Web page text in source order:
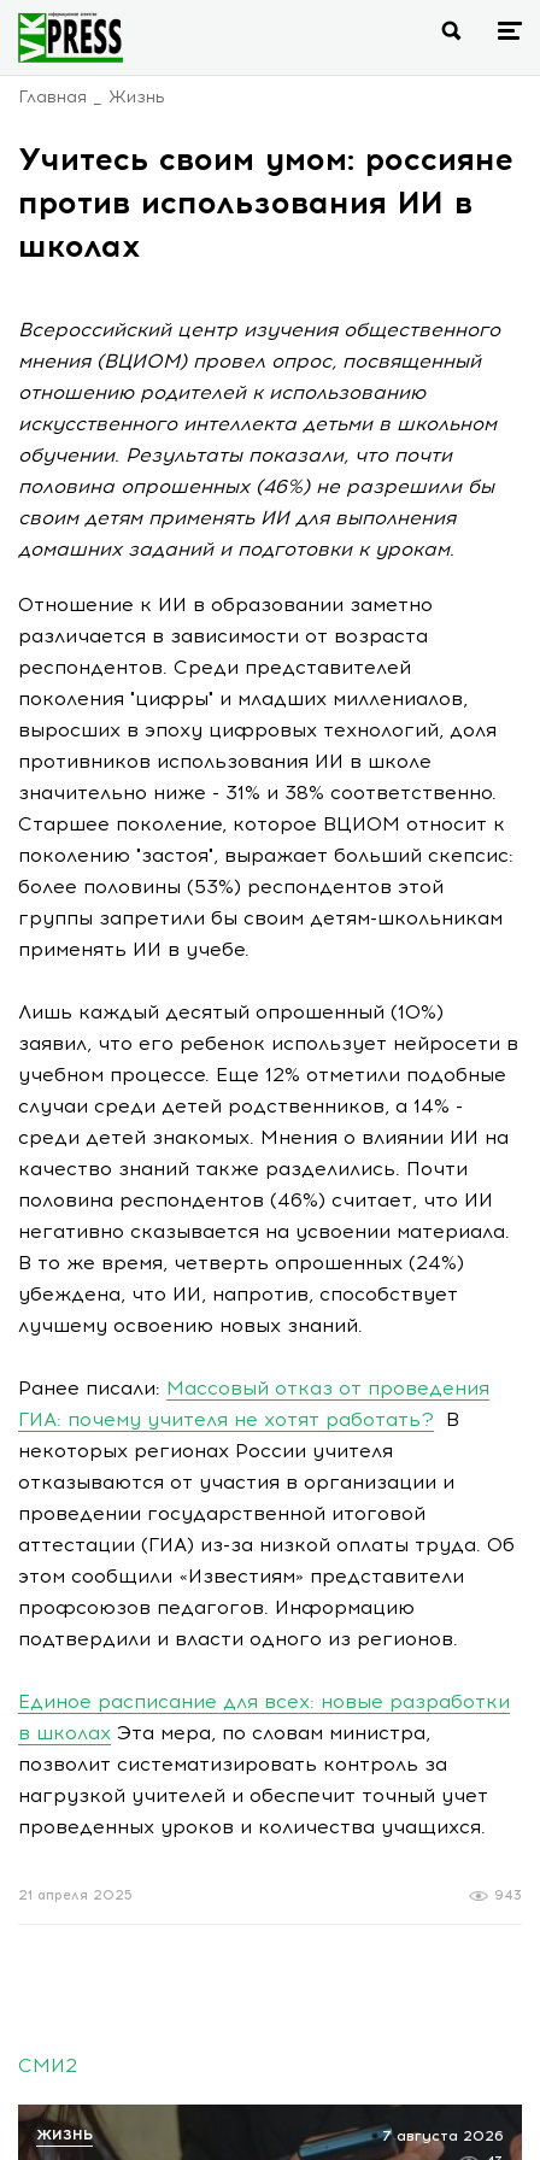
Главная Жизнь
Учитесь своим умом: россияне
против использования ИИ в
школах
Всероссийский центр изучения общественного
мнения (ВЦИОМ) провел опрос, посвященный
отношению родителей к использованию
искусственного интеллекта детьми в школьном
обучении. Результаты показали, что почти
половина опрошенных (46%) не разрешили бы
своим детям применять ИИ для выполнения
домашних заданий и подготовки к урокам.
Отношение к ИИ в образовании заметно
различается в зависимости от возраста
респондентов. Среди представителей
поколения "цифры" и младших миллениалов,
выросших в эпоху цифровых технологий, доля
противников использования ИИ в школе
значительно ниже - 31% и 38% соответственно.
Старшее поколение, которое ВЦИОМ относит к
поколению "застоя", выражает больший скепсис:
более половины (53%) респондентов этой
группы запретили бы своим детям-школьникам
применять ИИ в учебе.
Лишь каждый десятый опрошенный (10%)
заявил, что его ребенок использует нейросети в
учебном процессе. Еще 12% отметили подобные
случаи среди детей родственников, а 14% -
среди детей знакомых. Мнения о влиянии ИИ на
качество знаний также разделились. Почти
половина респондентов (46%) считает, что ИИ
негативно сказывается на усвоении материала.
В то же время, четверть опрошенных (24%)
убеждена, что ИИ, напротив, способствует
лучшему освоению новых знаний.
Ранее писали: Массовый отказ от проведения
ГИА: почему учителя не хотят работать? В
некоторых регионах России учителя
отказываются от участия в организации и
проведении государственной итоговой
аттестации (ГИА) из-за низкой оплаты труда. Об
этом сообщили «Известиям» представители
профсоюзов педагогов. Информацию
подтвердили и власти одного из регионов.
Единое расписание для всех: новые разработки
в школах Эта мера, по словам министра,
позволит систематизировать контроль за
нагрузкой учителей и обеспечит точный учет
проведенных уроков и количества учащихся.
943
21 апреля 2025
СМИ2
7 августа 2026
ЖИЗНЬ